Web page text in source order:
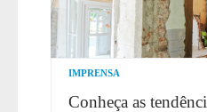
IMPRENSA
Conheça as